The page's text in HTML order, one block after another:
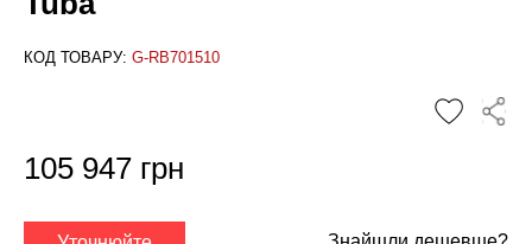
КОД ТОВАРУ: G-RB701510
105 947 грн